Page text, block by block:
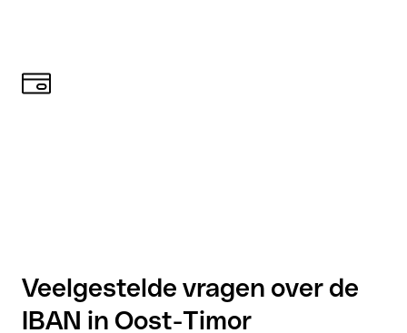
Veelgestelde vragen over de
IBAN in Oost-Timor